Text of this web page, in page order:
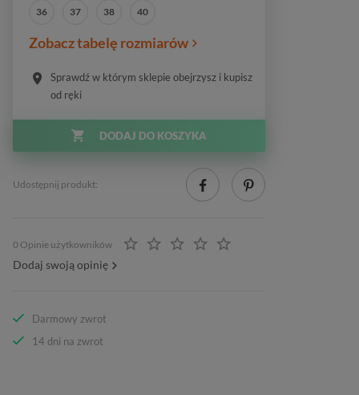
36 37 38 40
Zobacz tabelę rozmiarów
Sprawdź w którym sklepie obejrzysz i kupisz
od ręki
DODAJ DO KOSZYKA
Udostępnij produkt:
0 Opinie użytkowników
Dodaj swoją opinię
Darmowy zwrot
14 dni na zwrot